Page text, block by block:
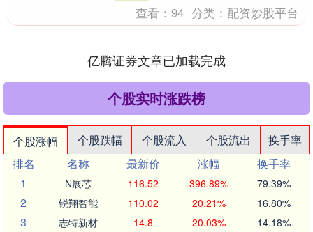
查看：94 分类： 配资炒股平台
亿腾证券文章已加载完成
个股实时涨跌榜
个股涨幅 个股跌幅 个股流入 个股流出
换手率
排名
名称 最新价 涨幅
换手率
1
N展芯 116.52 396.89% 79.39%
2 锐翔智能 110.02 20.21% 16.80%
3 志特新材 14.8 20.03% 14.18%